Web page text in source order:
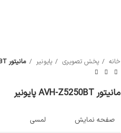
مکسیس خانه پخش تصویری پایونیر مانیتور AVH-Z5250BT پایونیر
مانیتور AVH-Z5250BT پایونیر
صفحه نمایش لمسی